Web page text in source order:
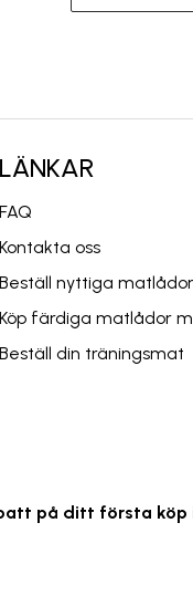
LÄNKAR
FAQ
Kontakta oss
Beställ nyttiga
Köp färdiga matlådor
Beställ din träningsmat
på ditt första